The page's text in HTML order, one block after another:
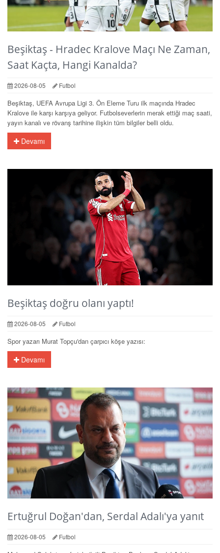
Beşiktaş - Hradec Kralove Maçı Ne Zaman,
Saat Kaçta, Hangi Kanalda?
2026-08-05 Futbol
Beşiktaş, UEFA Avrupa Ligi 3. Ön Eleme Turu ilk maçında Hradec
Kralove ile karşı karşıya geliyor. Futbolseverlerin merak ettiği maç saati,
yayın kanalı ve rövanş tarihine ilişkin tüm bilgiler belli oldu.
Devamı
Beşiktaş doğru olanı yaptı!
2026-08-05 Futbol
Spor yazarı Murat Topçu'dan çarpıcı köşe yazısı:
Devamı
Ertuğrul Doğan'dan, Serdal Adalı'ya yanıt
2026-08-05 Futbol